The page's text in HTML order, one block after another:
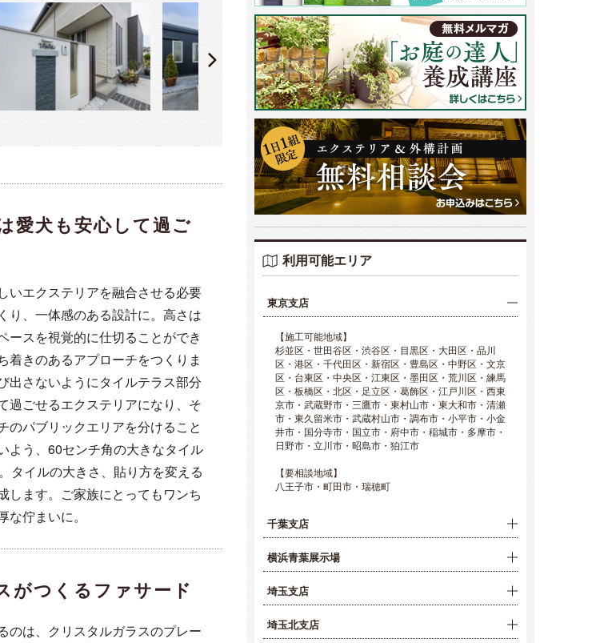
愛犬も安心して過ご
いエクステリアを融合させる必要
り、一体感のある設計に。高さは
ースを視覚的に仕切ることができ
着きのあるアプローチをつくりま
出さないようにタイルテラス部分
過ごせるエクステリアになり、そ
のパブリックエリアを分けること
よう、60センチ角の大きなタイル
タイルの大きさ、貼り方を変える
します。ご家族にとってもワンち
佇まいに。
がつくるファサード
のは、クリスタルガラスのプレー
利用可能エリア
東京支店
【施工可能地域】
杉並区・世田谷区・渋谷区・目黒区・大田区・品川
区・港区・千代田区・新宿区・豊島区・中野区・文京
区・台東区・中央区・江東区・墨田区・荒川区・練馬
区・板橋区・北区・足立区・葛飾区・江戸川区・西東
京市・武蔵野市・三鷹市・東村山市・東大和市・清瀬
市・東久留米市・武蔵村山市・調布市・小平市・小金
井市・国分寺市・国立市・府中市・稲城市・多摩市・
日野市・立川市・昭島市・狛江市
【要相談地域】
八王子市・町田市・瑞穂町
千葉支店
横浜青葉展示場
埼玉支店
埼玉北支店